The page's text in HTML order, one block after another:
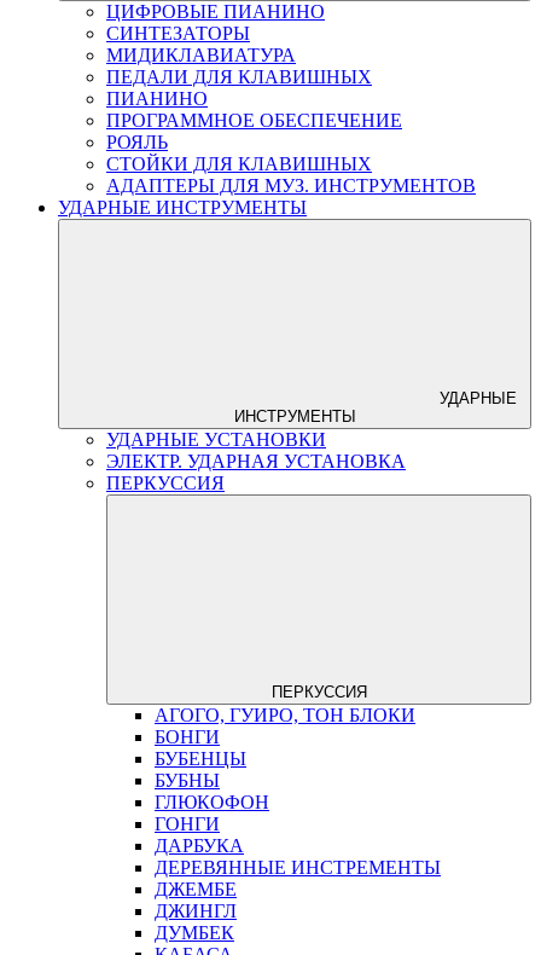
ЦИФРОВЫЕ ПИАНИНО
СИНТЕЗАТОРЫ
МИДИКЛАВИАТУРА
ПЕДАЛИ ДЛЯ КЛАВИШНЫХ
ПИАНИНО
ПРОГРАММНОЕ ОБЕСПЕЧЕНИЕ
РОЯЛЬ
СТОЙКИ ДЛЯ КЛАВИШНЫХ
АДАПТЕРЫ ДЛЯ МУЗ. ИНСТРУМЕНТОВ
УДАРНЫЕ ИНСТРУМЕНТЫ
УДАРНЫЕ
ИНСТРУМЕНТЫ
УДАРНЫЕ УСТАНОВКИ
ЭЛЕКТР. УДАРНАЯ УСТАНОВКА
ПЕРКУССИЯ
ПЕРКУССИЯ
АГОГО, ГУИРО, ТОН БЛОКИ
БОНГИ
БУБЕНЦЫ
БУБНЫ
ГЛЮКОФОН
ГОНГИ
ДАРБУКА
ДЕРЕВЯННЫЕ ИНСТРЕМЕНТЫ
ДЖЕМБЕ
ДЖИНГЛ
ДУМБЕК